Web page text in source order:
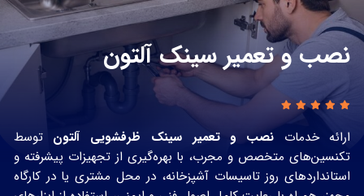
نصب و تعمیر سینک آلتون
ارائه خدماتنصب و تعمیر سینک ظرفشویی آلتون توسط
تکنسین‌های متخصص و مجرب، با بهره‌گیری از تجهیزات پیشرفته و
استانداردهای روز تاسیسات آشپزخانه، در محل مشتری یا در کارگاه